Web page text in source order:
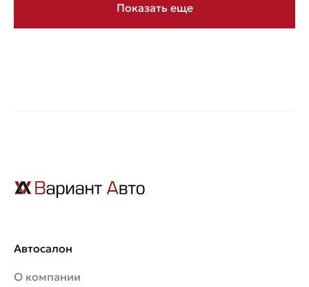
Показать еще
Автосалон
О компании